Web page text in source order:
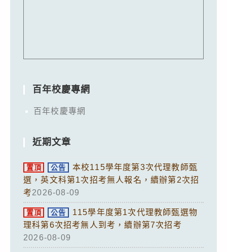
百年校慶專網
百年校慶專網
近期文章
置頂 公告
本校115學年度第3次代理教師甄
選，英文科第1次招考無人報名，續辦第2次招
考2026-08-09
置頂 公告
115學年度第1次代理教師甄選物
理科第6次招考無人到考，續辦第7次招考
2026-08-09